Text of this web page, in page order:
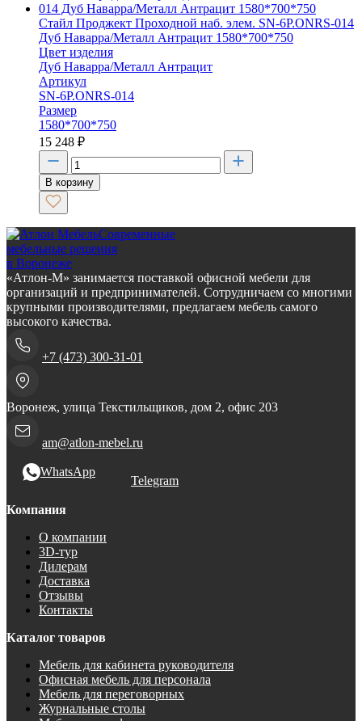
Стайл Проджект Проходной наб. элем. SN-6P.ONRS-014
Дуб Наварра/Металл Антрацит 1580*700*750
Цвет изделия
Дуб Наварра/Металл Антрацит
Артикул
SN-6P.ONRS-014
Размер
1580*700*750
15 248 ₽
В корзину
Современные
мебельные решения
в Воронеже
«Атлон-М» занимается поставкой офисной мебели для
организаций и предпринимателей. Сотрудничаем со многими
крупными производителями, предлагаем мебель самого
высокого качества.
+7 (473) 300-31-01
Воронеж, улица Текстильщиков, дом 2, офис 203
am@atlon-mebel.ru
WhatsApp
Telegram
Компания
О компании
3D-тур
Дилерам
Доставка
Отзывы
Контакты
Каталог товаров
Мебель для кабинета руководителя
Офисная мебель для персонала
Мебель для переговорных
Журнальные столы